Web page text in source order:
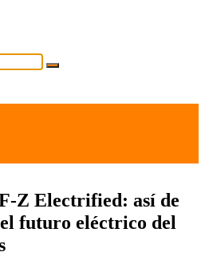
Z Electrified: así de
futuro eléctrico del